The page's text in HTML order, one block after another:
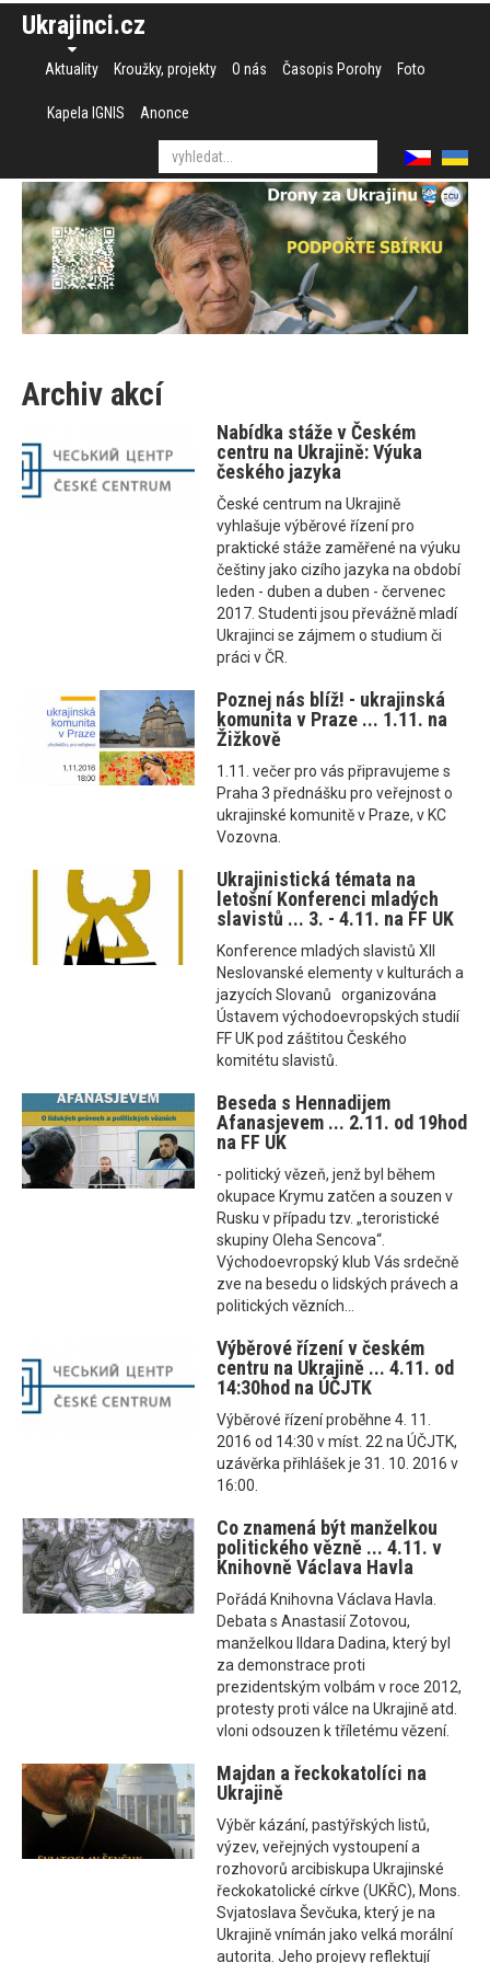
Ukrajinci.cz
Aktuality Kroužky, projekty O nás Časopis Porohy Foto
Kapela IGNIS Anonce
Archiv akcí
Nabídka stáže v Českém
centru na Ukrajině: Výuka
českého jazyka
České centrum na Ukrajině
vyhlašuje výběrové řízení pro
praktické stáže zaměřené na výuku
češtiny jako cizího jazyka na období
leden - duben a duben - červenec
2017. Studenti jsou převážně mladí
Ukrajinci se zájmem o studium či
práci v ČR.
Poznej nás blíž! - ukrajinská
komunita v Praze ... 1.11. na
Žižkově
1.11. večer pro vás připravujeme s
Praha 3 přednášku pro veřejnost o
ukrajinské komunitě v Praze, v KC
Vozovna.
Ukrajinistická témata na
letošní Konferenci mladých
slavistů ... 3. - 4.11. na FF UK
Konference mladých slavistů XII
Neslovanské elementy v kulturách a
jazycích Slovanů organizována
Ústavem východoevropských studií
FF UK pod záštitou Českého
komitétu slavistů.
Beseda s Hennadijem
Afanasjevem ... 2.11. od 19hod
na FF UK
- politický vězeň, jenž byl během
okupace Krymu zatčen a souzen v
Rusku v případu tzv. „teroristické
skupiny Oleha Sencova“.
Východoevropský klub Vás srdečně
zve na besedu o lidských právech a
politických vězních...
Výběrové řízení v českém
centru na Ukrajině ... 4.11. od
14:30hod na ÚČJTK
Výběrové řízení proběhne 4. 11.
2016 od 14:30 v míst. 22 na ÚČJTK,
uzávěrka přihlášek je 31. 10. 2016 v
16:00.
Co znamená být manželkou
politického vězně ... 4.11. v
Knihovně Václava Havla
Pořádá Knihovna Václava Havla.
Debata s Anastasií Zotovou,
manželkou Ildara Dadina, který byl
za demonstrace proti
prezidentským volbám v roce 2012,
protesty proti válce na Ukrajině atd.
vloni odsouzen k tříletému vězení.
Majdan a řeckokatolíci na
Ukrajině
Výběr kázání, pastýřských listů,
výzev, veřejných vystoupení a
rozhovorů arcibiskupa Ukrajinské
řeckokatolické církve (UKŘC), Mons.
Svjatoslava Ševčuka, který je na
Ukrajině vnímán jako velká morální
autorita. Jeho projevy reflektují